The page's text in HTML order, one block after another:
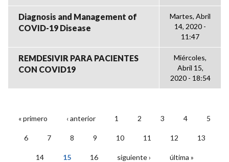
Diagnosis and Management of
COVID-19 Disease
Martes, Abril
14, 2020 -
11:47
REMDESIVIR PARA PACIENTES
CON COVID19
Miércoles,
Abril 15,
2020 - 18:54
PÁGINAS
« primero ‹ anterior 1 2 3 4 5
6 7 8 9 10 11 12 13
14 15 16 siguiente › última »